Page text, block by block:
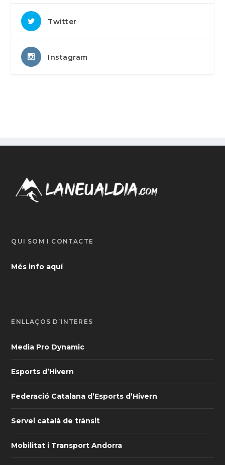
Twitter
Instagram
QUI SOM I CONTACTE
Més info aquí
ENLLAÇOS D’INTERÈS
Media Pro Dynamic
Esports d’Hivern
Federació Catalana d’Esports d’Hivern
Servei català de trànsit
Mobilitat i Transport Andorra